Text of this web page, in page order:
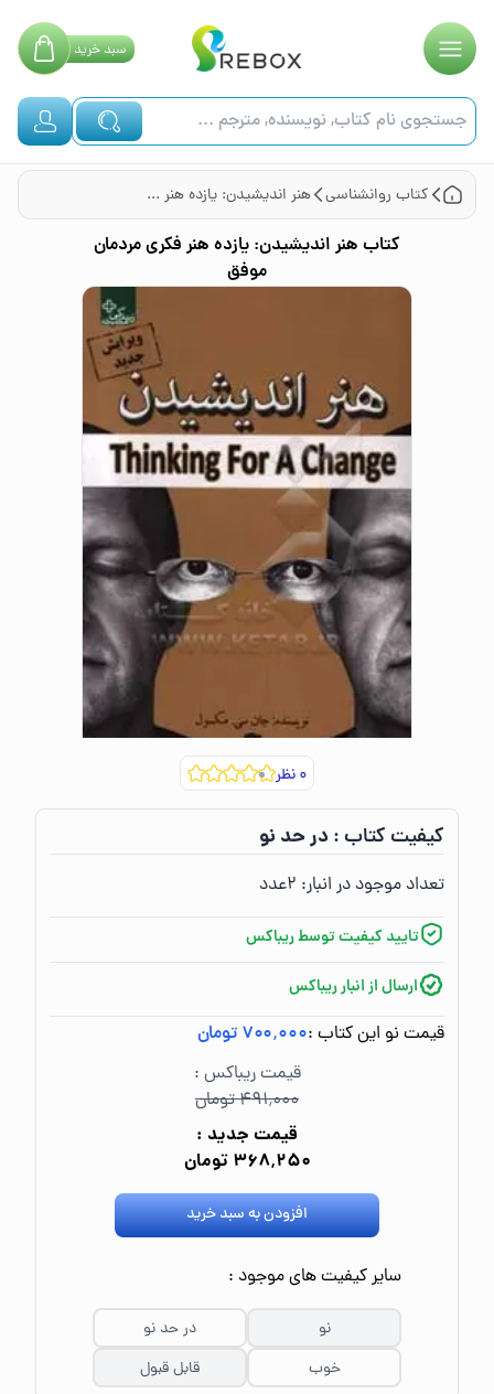
سبدخرید
کتاب روانشناسی هنر اندیشیدن: یازده هنر فکری مردمان موفق
کتاب هنر اندیشیدن: یازده هنر فکری مردمان
موفق
۰نظر
کیفیت کتاب :‌در حد نو
تعداد موجود در انبار:‌ ۲عدد
تایید کیفیت توسط ریباکس
ارسال از انبار ریباکس
قیمت نو این کتاب :۷۰۰٬۰۰۰ تومان
قیمت ریباکس :
۴۹۱٬۰۰۰ تومان
قیمت جدید :
۳۶۸٬۲۵۰ تومان
افزودن به سبد خرید
سایر کیفیت های موجود :
نو
در حد نو
خوب
قابل قبول